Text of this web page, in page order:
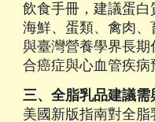
飲食手冊，建議蛋
海鮮、蛋類、禽肉、
與臺灣營養學界長
合癌症與心血管疾病
三、全脂乳品建議
美國新版指南對全